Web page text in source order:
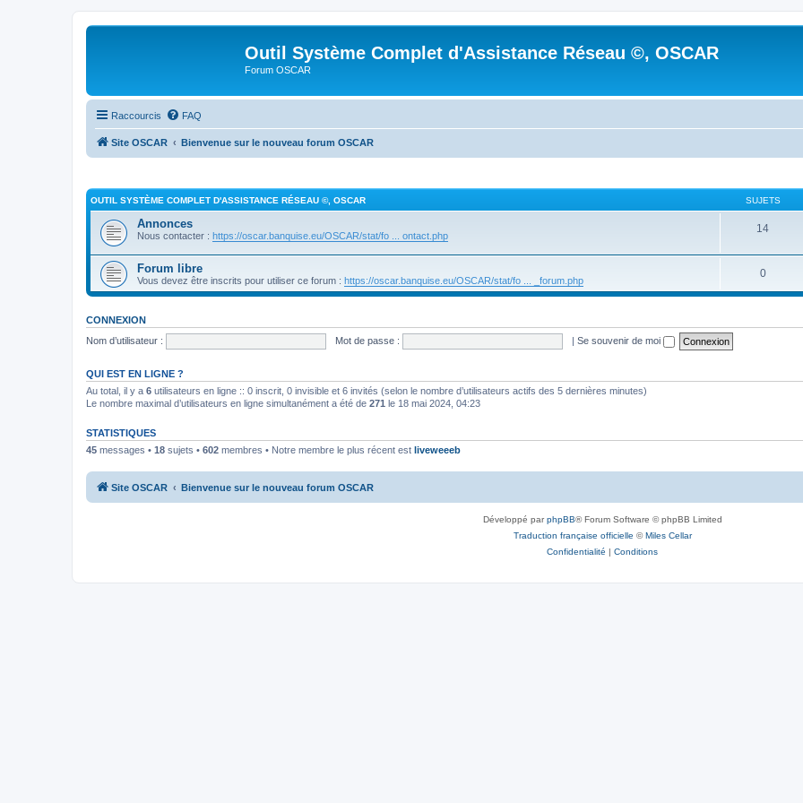
Outil Système Complet d'Assistance Réseau ©, OSCAR
Forum OSCAR
Raccourcis FAQ
Site OSCAR Bienvenue sur le nouveau forum OSCAR
OUTIL SYSTÈME COMPLET D'ASSISTANCE RÉSEAU ©, OSCAR SUJETS
Annonces
Nous contacter : https://oscar.banquise.eu/OSCAR/stat/fo ... ontact.php
14
Forum libre
Vous devez être inscrits pour utiliser ce forum : https://oscar.banquise.eu/OSCAR/stat/fo ... _forum.php
0
CONNEXION
Nom d’utilisateur :
Mot de passe : | Se souvenir de moi
QUI EST EN LIGNE ?
Au total, il y a 6 utilisateurs en ligne :: 0 inscrit, 0 invisible et 6 invités (selon le nombre d’utilisateurs actifs des 5 dernières minutes)
Le nombre maximal d’utilisateurs en ligne simultanément a été de 271 le 18 mai 2024, 04:23
STATISTIQUES
45 messages • 18 sujets • 602 membres • Notre membre le plus récent est liveweeeb
Site OSCAR Bienvenue sur le nouveau forum OSCAR
Développé parphpBB® Forum Software © phpBB Limited
Traduction française officielle ©Miles Cellar
Confidentialité | Conditions